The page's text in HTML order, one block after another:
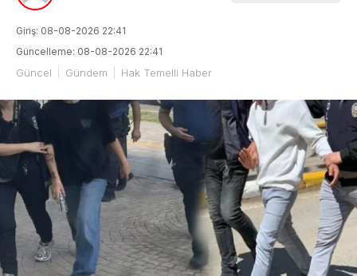
Giriş: 08-08-2026 22:41
Güncelleme: 08-08-2026 22:41
Güncel Gündem Hak Temelli Haber